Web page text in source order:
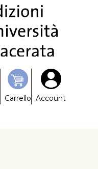
Carrello Account